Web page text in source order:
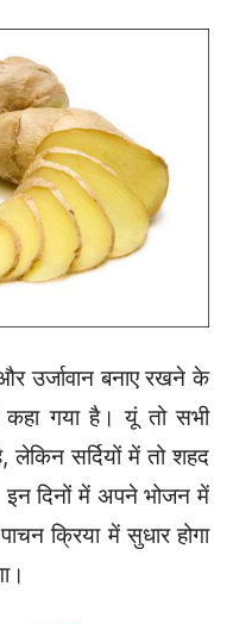
उर्जावान बनाए रखने के
गया है। यूं तो सभी
लेकिन सर्दियों में तो शहद
इन दिनों में अपने भोजन में
क्रिया में सुधार होगा